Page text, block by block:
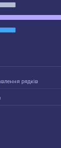
рядків